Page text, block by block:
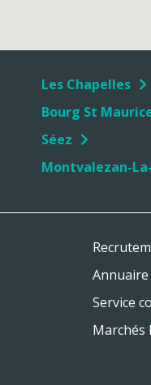
Les Chapelles
Bourg St
Séez
Montvalezan-
Annuaire
Service
Marchés